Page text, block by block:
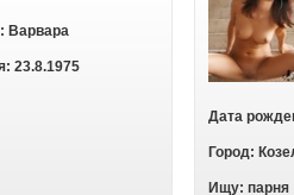
Варвара
23.8.1975
Дата
Город:
Ищу: парня